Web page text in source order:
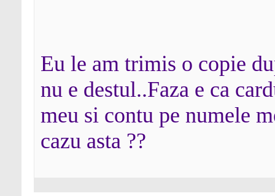
Eu le am trimis o copie
nu e destul..Faza e ca
meu si contu pe numele
cazu asta ??